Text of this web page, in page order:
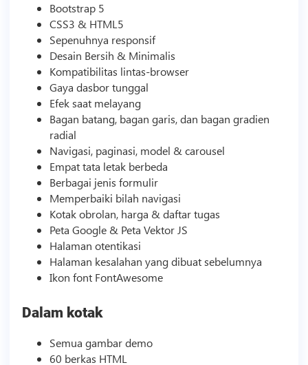
Bootstrap 5
CSS3 & HTML5
Sepenuhnya responsif
Desain Bersih & Minimalis
Kompatibilitas lintas-browser
Gaya dasbor tunggal
Efek saat melayang
Bagan batang, bagan garis, dan bagan gradien
radial
Navigasi, paginasi, model & carousel
Empat tata letak berbeda
Berbagai jenis formulir
Memperbaiki bilah navigasi
Kotak obrolan, harga & daftar tugas
Peta Google & Peta Vektor JS
Halaman otentikasi
Halaman kesalahan yang dibuat sebelumnya
Ikon font FontAwesome
Dalam kotak
Semua gambar demo
60 berkas HTML